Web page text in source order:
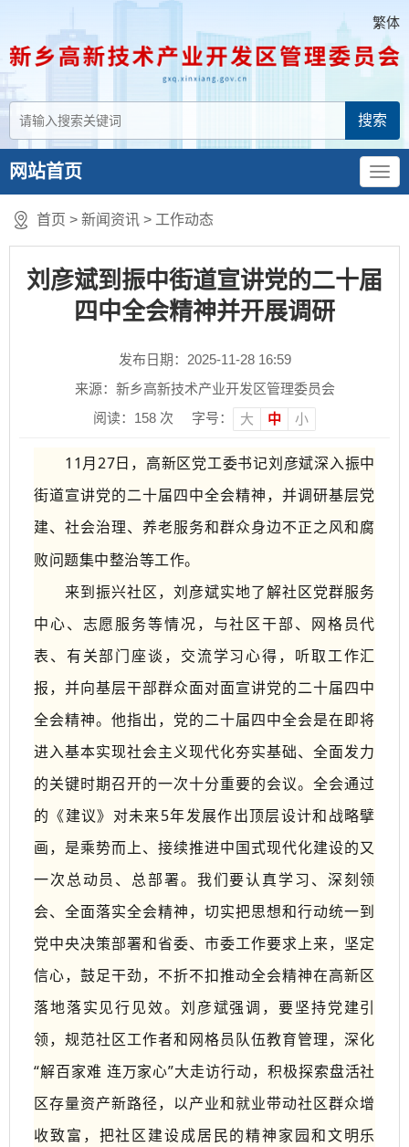
繁体
网站首页
首页 > 新闻资讯 > 工作动态
刘彦斌到振中街道宣讲党的二十届
四中全会精神并开展调研
发布日期：2025-11-28 16:59
来源：新乡高新技术产业开发区管理委员会
阅读： 158 次 字号： 大 中 小
11月27日， 高新区党工委书记刘彦斌深入振中
街道宣讲党的二十届四中全会精神，并调研基层党
建、社会治理、养老服务和群众身边不正之风和腐
败问题集中整治等工作。
来到振兴社区，刘彦斌实地了解社区党群服务
中心、 志愿服务等情况，与社区干部、网格员代
表、有关部门座谈，交流学习心得，听取工作汇
报，并向基层干部群众面对面宣讲党的二十届四中
全会精神。他指出，党的二十届四中全会是在即将
进入基本实现社会主义现代化夯实基础、全面发力
的关键时期召开的一次十分重要的会议。全会通过
的《建议》对未来5年发展作出顶层设计和战略擘
画，是乘势而上、接续推进中国式现代化建设的又
一次总动员、总部署。我们要认真学习、深刻领
会、全面落实全会精神，切实把思想和行动统一到
党中央决策部署和省委、市委工作要求上来，坚定
信心，鼓足干劲， 不折不扣推动全会精神在高新区
落地落实见行见效。 刘彦斌强调，要坚持党建引
领，规范社区工作者和网格员队伍教育管理，深化
“解百家难 连万家心”大走访行动，积极探索盘活社
区存量资产新路径，以产业和就业带动社区群众增
收致富， 把社区建设成居民的精神家园和文明乐